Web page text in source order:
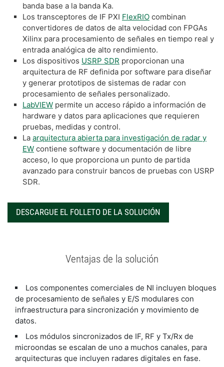
banda base a la banda Ka.
Los transceptores de IF PXI FlexRIO combinan
convertidores de datos de alta velocidad con FPGAs
Xilinx para procesamiento de señales en tiempo real y
entrada analógica de alto rendimiento.
​Los dispositivos USRP SDR proporcionan una
arquitectura de RF definida por software para diseñar
y generar prototipos de sistemas de radar con
procesamiento de señales personalizado.
LabVIEW permite un acceso rápido a información de
hardware y datos para aplicaciones que requieren
pruebas, medidas y control.
La arquitectura abierta para investigación de radar y
EW contiene software y documentación de libre
acceso, lo que proporciona un punto de partida
avanzado para construir bancos de pruebas con USRP
SDR.
DESCARGUE EL FOLLETO DE LA SOLUCIÓN
Ventajas de la solución
Los componentes comerciales de NI incluyen bloques
de procesamiento de señales y E/S modulares con
infraestructura para sincronización y movimiento de
datos.
Los módulos sincronizados de IF, RF y Tx/Rx de
microondas se escalan de uno a muchos canales, para
arquitecturas que incluyen radares digitales en fase.